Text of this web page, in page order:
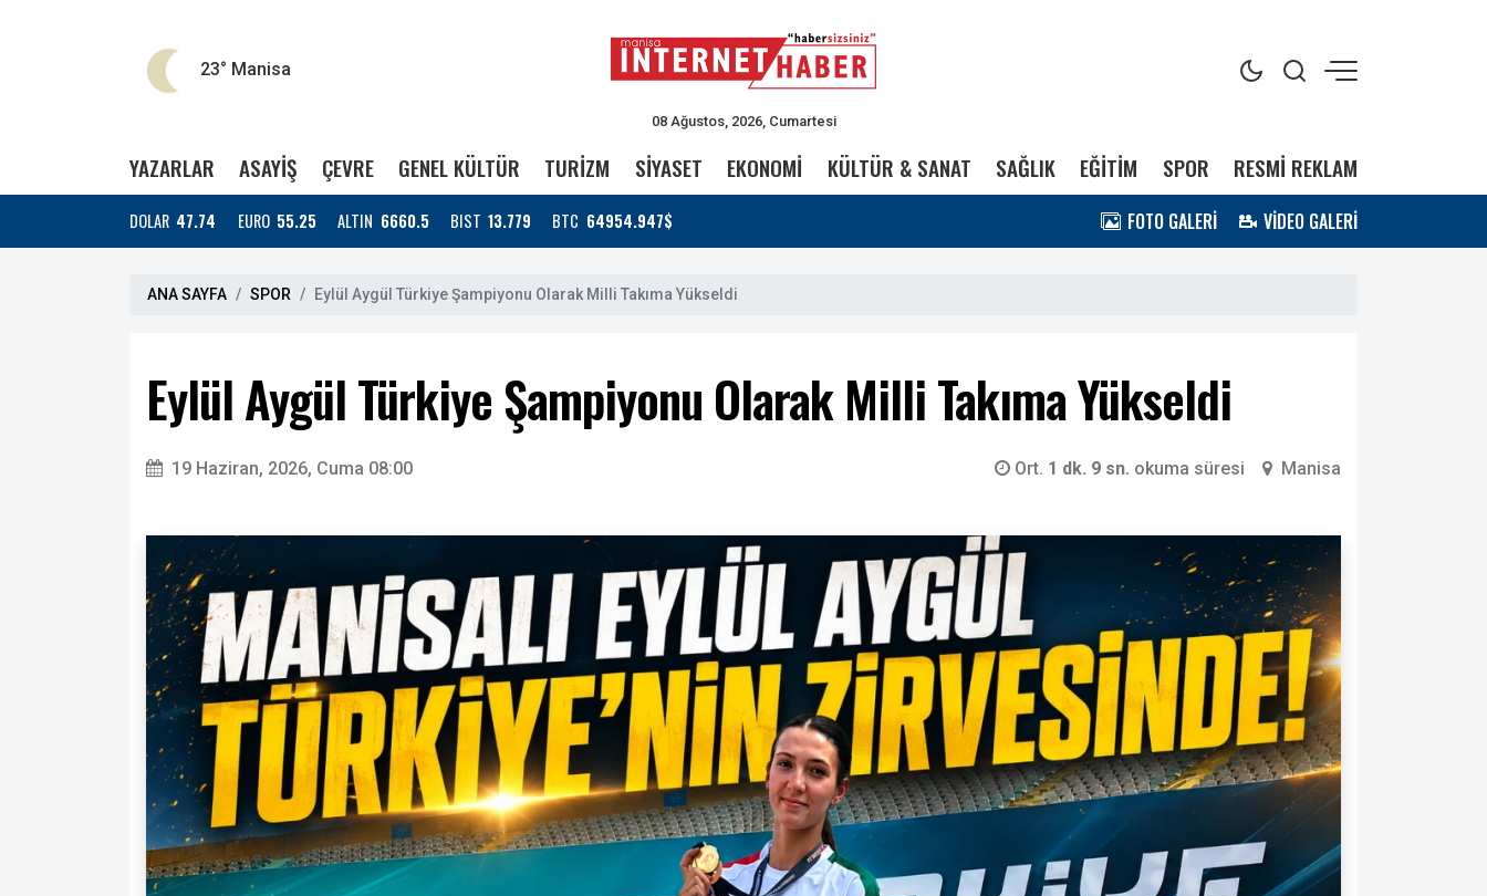
23° Manisa
08 Ağustos, 2026, Cumartesi
YAZARLAR ASAYİŞ ÇEVRE GENEL KÜLTÜR TURİZM SİYASET EKONOMİ KÜLTÜR & SANAT SAĞLIK EĞİTİM SPOR RESMİ REKLAM
DOLAR 47.74 EURO 55.25 ALTIN 6660.5 BIST 13.779 BTC 64954.947$ FOTO GALERİ VİDEO GALERİ
ANA SAYFA SPOR Eylül Aygül Türkiye Şampiyonu Olarak Milli Takıma Yükseldi
Eylül Aygül Türkiye Şampiyonu Olarak Milli Takıma Yükseldi
19 Haziran, 2026, Cuma 08:00 Ort. 1 dk. 9 sn. okuma süresi Manisa